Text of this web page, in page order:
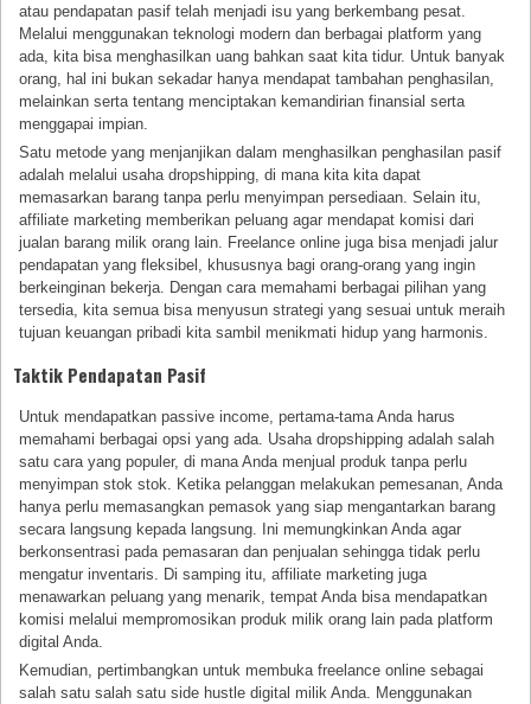
atau pendapatan pasif telah menjadi isu yang berkembang pesat.
Melalui menggunakan teknologi modern dan berbagai platform yang
ada, kita bisa menghasilkan uang bahkan saat kita tidur. Untuk banyak
orang, hal ini bukan sekadar hanya mendapat tambahan penghasilan,
melainkan serta tentang menciptakan kemandirian finansial serta
menggapai impian.
Satu metode yang menjanjikan dalam menghasilkan penghasilan pasif
adalah melalui usaha dropshipping, di mana kita kita dapat
memasarkan barang tanpa perlu menyimpan persediaan. Selain itu,
affiliate marketing memberikan peluang agar mendapat komisi dari
jualan barang milik orang lain. Freelance online juga bisa menjadi jalur
pendapatan yang fleksibel, khususnya bagi orang-orang yang ingin
berkeinginan bekerja. Dengan cara memahami berbagai pilihan yang
tersedia, kita semua bisa menyusun strategi yang sesuai untuk meraih
tujuan keuangan pribadi kita sambil menikmati hidup yang harmonis.
Taktik Pendapatan Pasif
Untuk mendapatkan passive income, pertama-tama Anda harus
memahami berbagai opsi yang ada. Usaha dropshipping adalah salah
satu cara yang populer, di mana Anda menjual produk tanpa perlu
menyimpan stok stok. Ketika pelanggan melakukan pemesanan, Anda
hanya perlu memasangkan pemasok yang siap mengantarkan barang
secara langsung kepada langsung. Ini memungkinkan Anda agar
berkonsentrasi pada pemasaran dan penjualan sehingga tidak perlu
mengatur inventaris. Di samping itu, affiliate marketing juga
menawarkan peluang yang menarik, tempat Anda bisa mendapatkan
komisi melalui mempromosikan produk milik orang lain pada platform
digital Anda.
Kemudian, pertimbangkan untuk membuka freelance online sebagai
salah satu salah satu side hustle digital milik Anda. Menggunakan